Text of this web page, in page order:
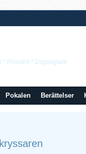
* Prisvärd * Dagseglare
Pokalen Berättelser